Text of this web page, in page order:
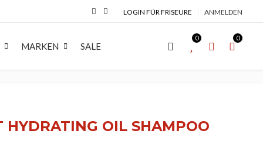
LOGIN FÜR FRISEURE ANMELDEN
MARKEN SALE
0 0
HYDRATING OIL SHAMPOO
Preis war: 12,00 €
Preis ist: 7,00 €.